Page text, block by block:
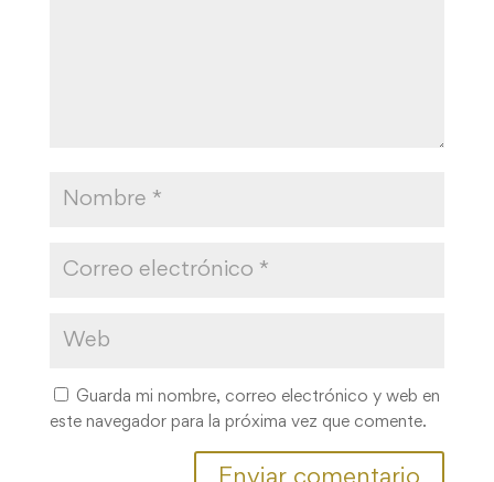
Guarda mi nombre, correo electrónico y web en
este navegador para la próxima vez que comente.